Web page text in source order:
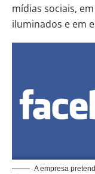
mídias sociais,
iluminados e em
A empresa